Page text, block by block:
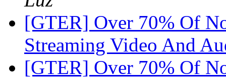
[GTER] Over 70% Of
Streaming Video And
[GTER] Over 70% Of